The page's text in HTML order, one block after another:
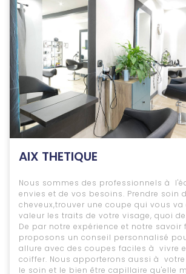
AIX THETIQUE
Nous sommes des professionnels à
envies et de vos besoins. Prendre soin
cheveux,trouver une coupe qui vous va
valeur les traits de votre visage, quoi
De par notre expérience et notre savoir
proposons un conseil personnalisé
allure avec des coupes faciles à vivre
coiffer. Nous apporterons aussi à
le soin et le bien être capillaire qu'elle